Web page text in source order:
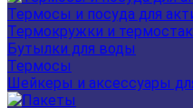
Термосы и посуда для
Термокружки и
Бутылки для воды
Термосы
Шейкеры и аксессуары